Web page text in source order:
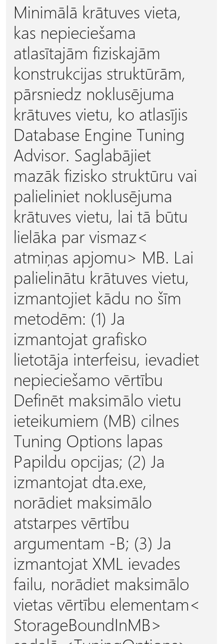
Minimālā krātuves vieta,
kas nepieciešama
atlasītajām fiziskajām
konstrukcijas struktūrām,
pārsniedz noklusējuma
krātuves vietu, ko atlasījis
Database Engine Tuning
Advisor. Saglabājiet
mazāk fizisko struktūru vai
palieliniet noklusējuma
krātuves vietu, lai tā būtu
lielāka par vismaz<
atmiņas apjomu> MB. Lai
palielinātu krātuves vietu,
izmantojiet kādu no šīm
metodēm: (1) Ja
izmantojat grafisko
lietotāja interfeisu, ievadiet
nepieciešamo vērtību
Definēt maksimālo vietu
ieteikumiem (MB) cilnes
Tuning Options lapas
Papildu opcijas; (2) Ja
izmantojat dta.exe,
norādiet maksimālo
atstarpes vērtību
argumentam -B; (3) Ja
izmantojat XML ievades
failu, norādiet maksimālo
vietas vērtību elementam<
StorageBoundInMB>